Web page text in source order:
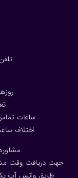
ساعات تماس: 10 شب تا 5 صبح به
اختلاف
جهت دریافت وقت
طریق واتس آپ یک